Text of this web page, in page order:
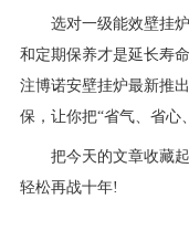
选对一级能效壁挂炉
和定期保养才是延长寿
注博诺安壁挂炉最新推
保，让你把“省气、省心
把今天的文章收藏起
轻松再战十年!